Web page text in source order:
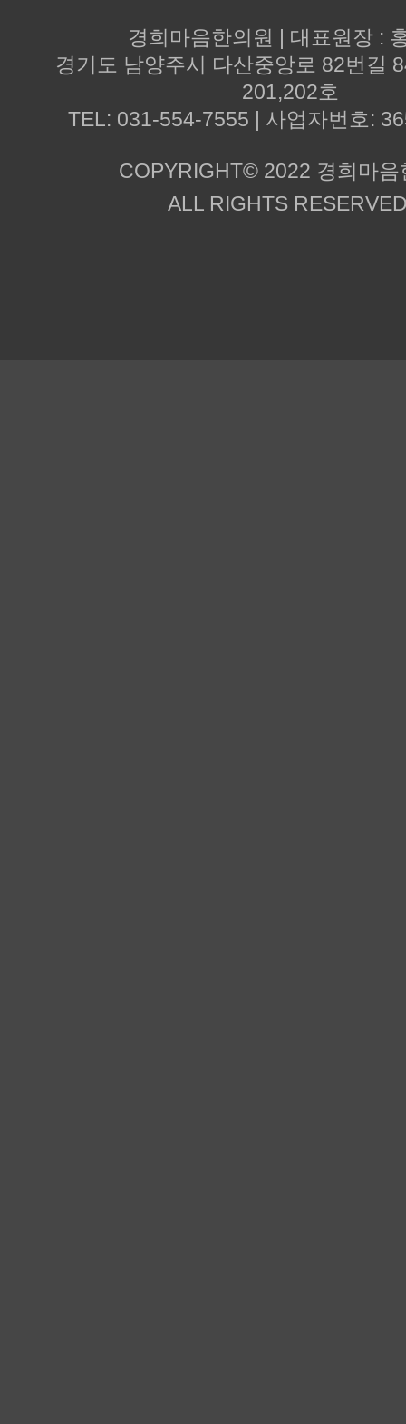
경희마음한의원 | 대표원장 :
경기도 남양주시 다산중앙로 82번길
201,202호
TEL: 031-554-7555 | 사업자번호:
COPYRIGHT© 2022 경희마음
ALL RIGHTS